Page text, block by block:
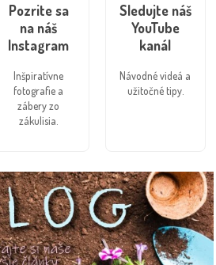
Pozrite sa
na náš
Instagram
Inšpiratívne
fotografie a
zábery zo
zákulisia.
Sledujte náš
YouTube
kanál
Návodné videá a
užitočné tipy.